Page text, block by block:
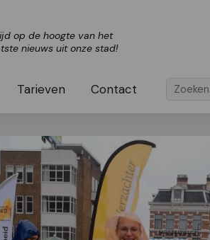
op de hoogte van het
nieuws uit onze stad!
Tarieven Contact